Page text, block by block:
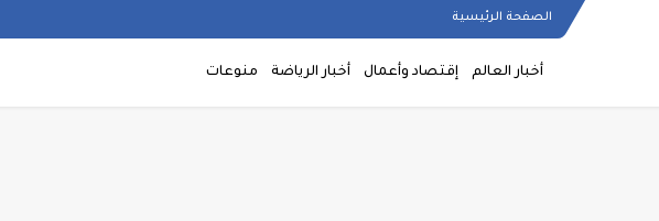
الصفحة الرئيسية
أخبار العالم إقتصاد وأعمال أخبار الرياضة منوعات